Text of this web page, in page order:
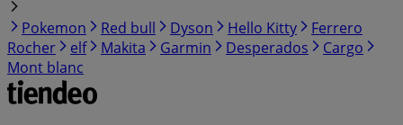
Pokemon
Red bull Dyson Hello Kitty
Ferrero
Rocher
elf Makita Garmin Desperados
Cargo
Mont blanc